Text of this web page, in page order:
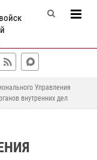
Управления
внутренних дел